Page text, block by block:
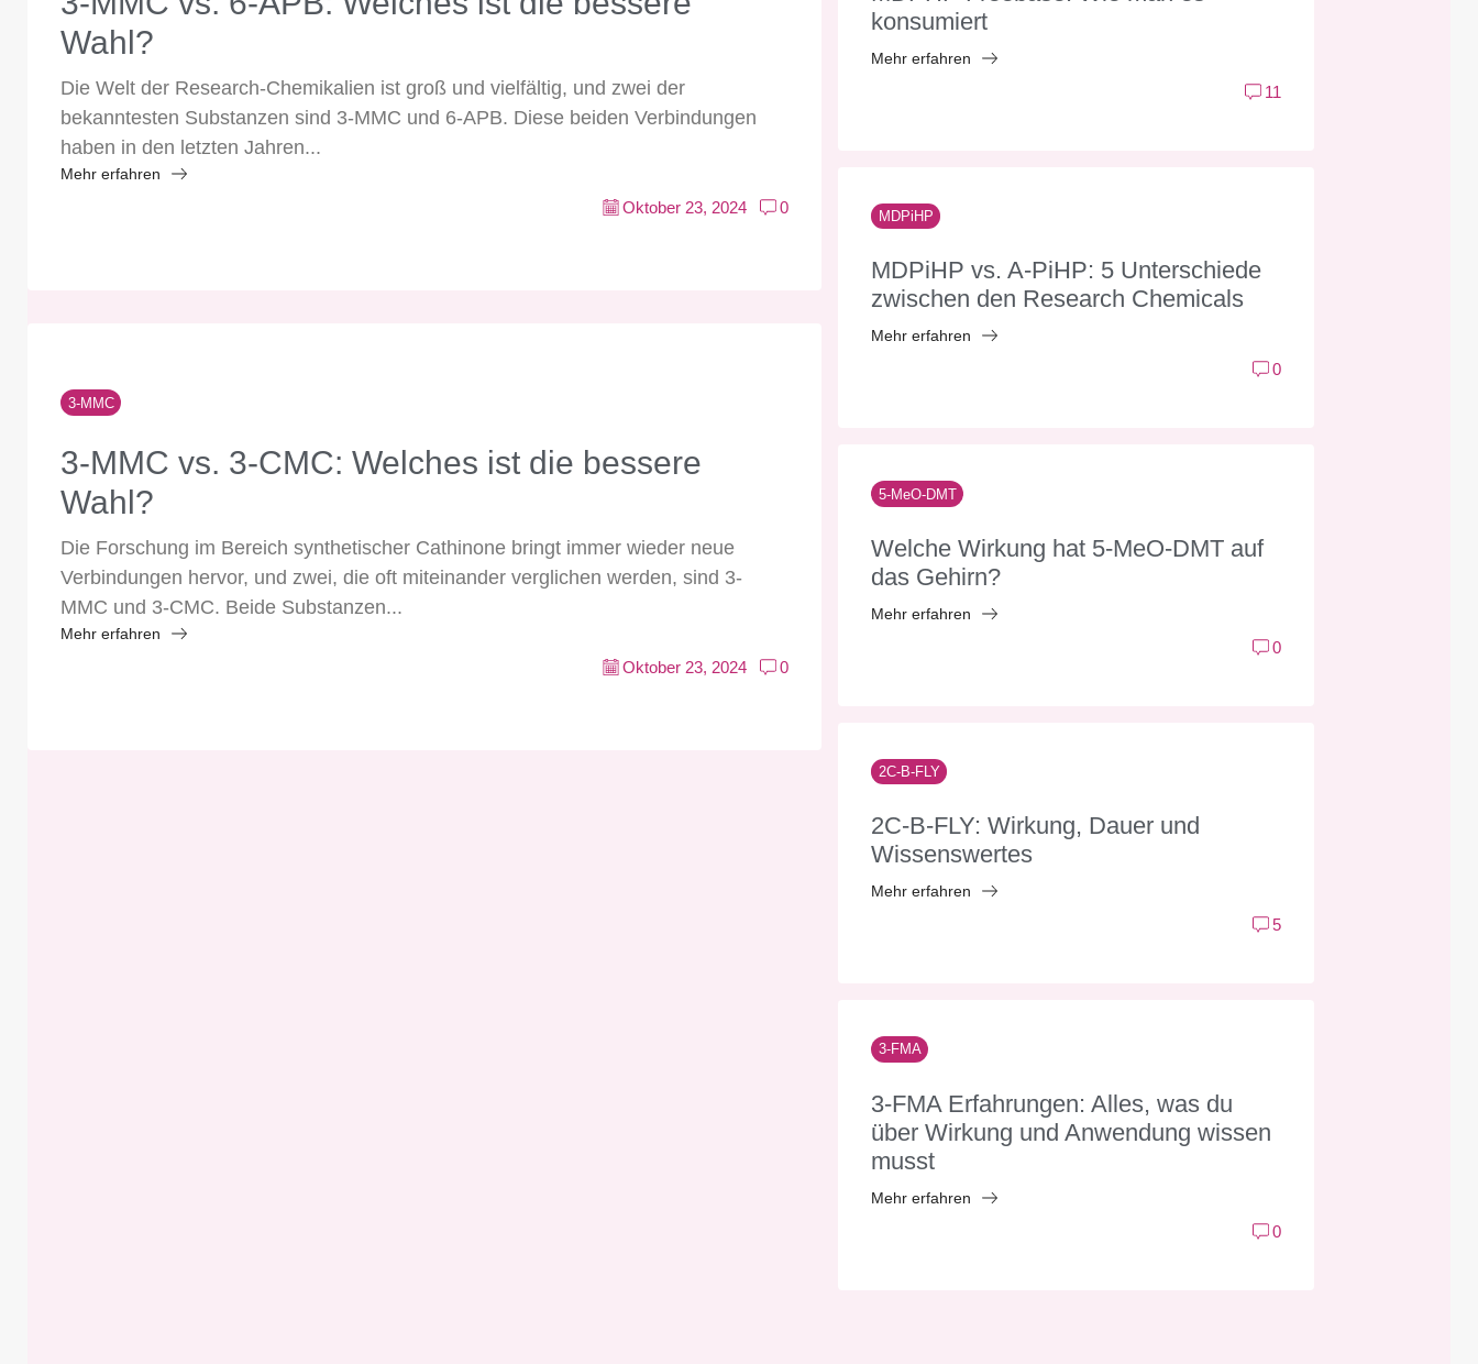
Wahl?
Die Welt der Research-Chemikalien ist groß und vielfältig, und zwei der
bekanntesten Substanzen sind 3-MMC und 6-APB. Diese beiden Verbindungen
haben in den letzten Jahren...
Mehr erfahren
Oktober 23, 2024 0
3-MMC
3-MMC vs. 3-CMC: Welches ist die bessere
Wahl?
Die Forschung im Bereich synthetischer Cathinone bringt immer wieder neue
Verbindungen hervor, und zwei, die oft miteinander verglichen werden, sind 3-
MMC und 3-CMC. Beide Substanzen...
Mehr erfahren
Oktober 23, 2024 0
konsumiert
Mehr erfahren
11
MDPiHP
MDPiHP vs. A-PiHP: 5 Unterschiede
zwischen den Research Chemicals
Mehr erfahren
0
5-MeO-DMT
Welche Wirkung hat 5-MeO-DMT auf
das Gehirn?
Mehr erfahren
0
2C-B-FLY
2C-B-FLY: Wirkung, Dauer und
Wissenswertes
Mehr erfahren
5
3-FMA
3-FMA Erfahrungen: Alles, was du
über Wirkung und Anwendung wissen
musst
Mehr erfahren
0